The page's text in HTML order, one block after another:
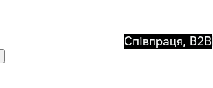
Співпраця, B2B